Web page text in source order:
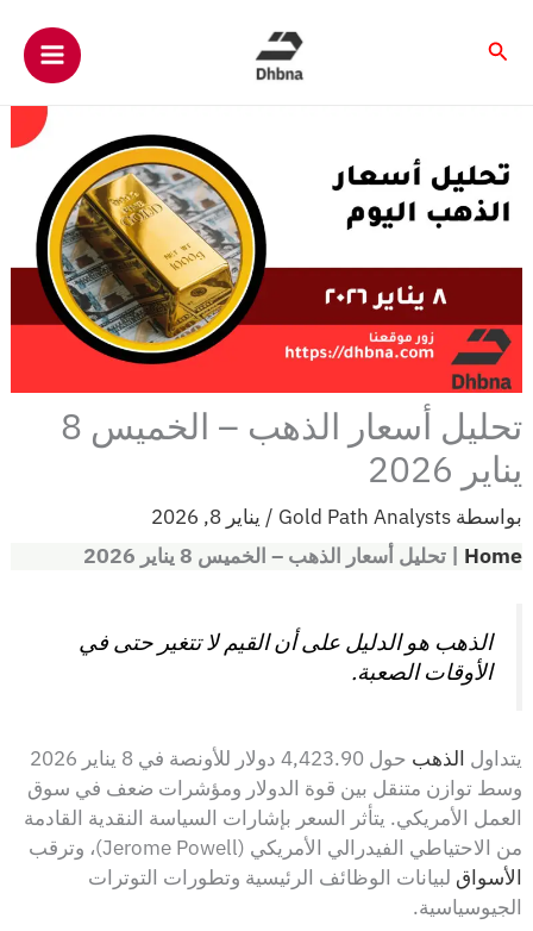
البحث
تحليل أسعار الذهب – الخميس 8
يناير 2026
بواسطة Gold Path Analysts
/ يناير 8, 2026
Home
|تحليل أسعار الذهب – الخميس 8 يناير 2026
الذهب هو الدليل على أن القيم لا تتغير حتى في
الأوقات الصعبة.
يتداول الذهب
حول 4,423.90 دولار للأونصة في 8 يناير 2026
وسط توازن متنقل بين قوة الدولار ومؤشرات ضعف في سوق
العمل الأمريكي. يتأثر السعر بإشارات السياسة النقدية القادمة
من الاحتياطي الفيدرالي الأمريكي (Jerome Powell)، وترقب
الأسواق لبيانات الوظائف الرئيسية وتطورات التوترات
الجيوسياسية.